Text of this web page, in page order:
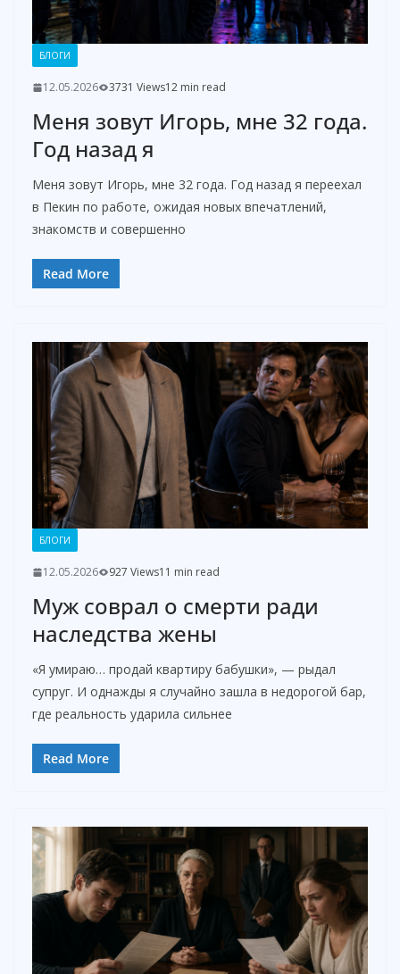
БЛОГИ
12.05.2026 3731 Views12 min read
Меня зовут Игорь, мне 32 года.
Год назад я
Меня зовут Игорь, мне 32 года. Год назад я переехал
в Пекин по работе, ожидая новых впечатлений,
знакомств и совершенно
Read More
БЛОГИ
12.05.2026 927 Views11 min read
Муж соврал о смерти ради
наследства жены
«Я умираю… продай квартиру бабушки», — рыдал
супруг. И однажды я случайно зашла в недорогой бар,
где реальность ударила сильнее
Read More